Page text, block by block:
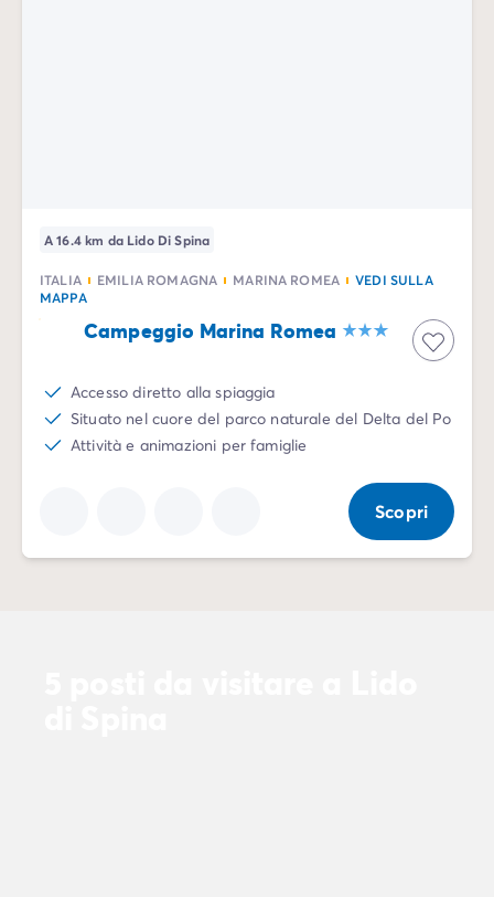
A 16.4 km da Lido Di Spina
ITALIA EMILIA ROMAGNA MARINA ROMEA
VEDI SULLA
MAPPA
Campeggio Marina Romea
Accesso diretto alla spiaggia
Situato nel cuore del parco naturale del Delta del Po
Attività e animazioni per famiglie
Scopri